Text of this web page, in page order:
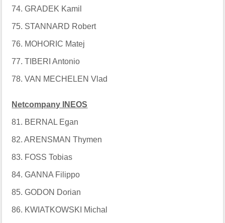
74. GRADEK Kamil
75. STANNARD Robert
76. MOHORIC Matej
77. TIBERI Antonio
78. VAN MECHELEN Vlad
Netcompany INEOS
81. BERNAL Egan
82. ARENSMAN Thymen
83. FOSS Tobias
84. GANNA Filippo
85. GODON Dorian
86. KWIATKOWSKI Michal